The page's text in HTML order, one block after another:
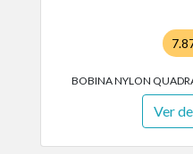
BOBINA NYLON
Ver